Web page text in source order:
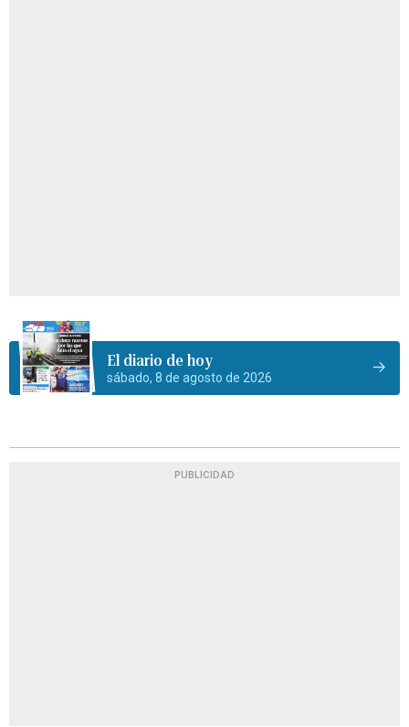
El diario de hoy
sábado, 8 de agosto de 2026
PUBLICIDAD